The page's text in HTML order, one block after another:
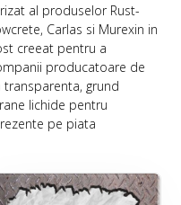
al produselor Rust-
Carlas si Murexin in
creeat pentru a
producatoare de
grund
lichide pentru
pe piata